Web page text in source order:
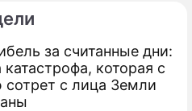
за считанные дни:
катастрофа, которая с
сотрет с лица Земли